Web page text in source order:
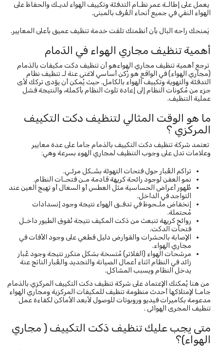
يعمل على إطالـة عمر نظـام التدفئة وتكييف الهواء لديـك والحفاظ على
الهواء النقي في جميع أنحاء الغُرف بالمبنى.
يَمنحك راحه البال بأن أنظمتك تلقت خدمة تنظيف عميق بأعلى المعايير.
أهمية تنظيف مجاري الهواء في الدَمام
ترجع أهمية تنظيف مجاري الهواءهو أن تنظيف دكت مكيفات بالدَمام
(مجاري الهواء) في الواقع هو رُكن أساسي لاغنى عنة لـ تنظيف نظام
التدفئة والتهوية وتكييف الهواء بالكامل. حيث يُمكن أن يؤدى تركك لأى
جزء من مُكونات النظام إلى إعادة تلوث النظام بأكملة، والنتيجة فشل
عملية التنظيف.
ما هو الوقت المثالي لتنظيف دكت التكييف
المركزي ؟
تعتمد شركة تنظيف دكت التكييف بالدَمام جاما على عدة معايير
وعلامات تدل على وجوب التنظيف لمجاري الهوء بسرعة وهي:
تراكم الغُبار حول فتحات التهوئة بشَـكل مرئـي.
نمو العفن لوجود رائحة كريهة قادمة مـن فتحـات النظام.
ظُهور أعراض الحساسية مثل العطس أو السعال أو تهيج العين عند
التواجد في الداخل.
إنخفاض ملـحوظ في تدفـق الهواء نتيجة وجود إنسدادات
مُحتملة.
روائح كريهة تنبعث من دَكت المكيف نتيجة نُفوق الطيور داخـل
فتحات الدكت.
الإصابة بالحشرات والقوارض دليل قطعي على وجود الأفات في
مجاري الهواء.
مرشحات الهواء (الفلاتر) مُتسخة بشكل متكرر نتيجة وجود غُبار
زائد في النظام اثناء أعمال الصيانة والتجديد والغُبار الناتج عنة
يدخل النظام ويسبب المشاكل.
من هنا يُمكنك الإعتماد على شركة تنظيف دكت التكييف المركزي بالدَمام
جامـا لإمتلاكها أحدث منظومة تنظيف للمكيفات المركزية ومجاري الهواء
مدعومة بكاميرات فيديو وروبوتات للوصول لأبعد الأماكن لكفاءة عمل
تنظيف المجرى الهوائى .
متى يجب عليك تنظيف دَكت التكييف ( مجاري
الهواء)؟